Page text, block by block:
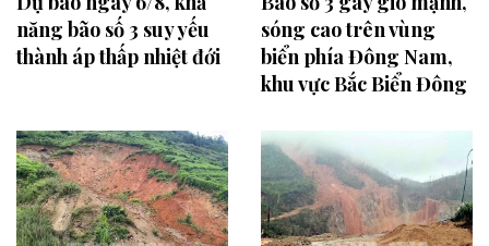
năng bão số 3 suy yếu
thành áp thấp nhiệt đới
sóng cao trên vùng
biển phía Đông Nam,
khu vực Bắc Biển Đông